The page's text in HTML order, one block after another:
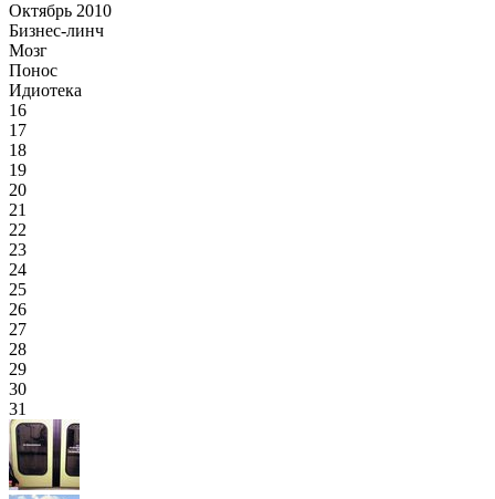
Октябрь 2010
Бизнес-линч
Мозг
Понос
Идиотека
16
17
18
19
20
21
22
23
24
25
26
27
28
29
30
31